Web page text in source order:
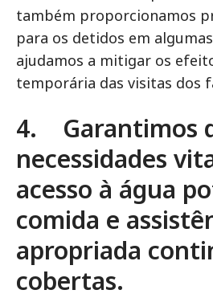
também proporcionamos
para os detidos em
ajudamos a mitigar os
temporária das visitas dos
4. Garantimos
necessidades
acesso à água
comida e
apropriada
cobertas.